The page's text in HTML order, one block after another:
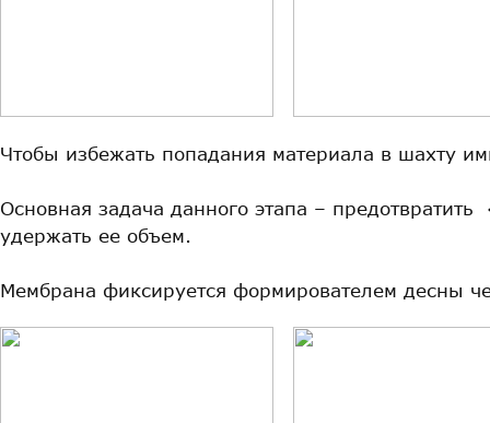
Чтобы избежать попадания материала в шахту
Основная задача данного этапа –
удержать ее объем.
Мембрана фиксируется формирователем десны